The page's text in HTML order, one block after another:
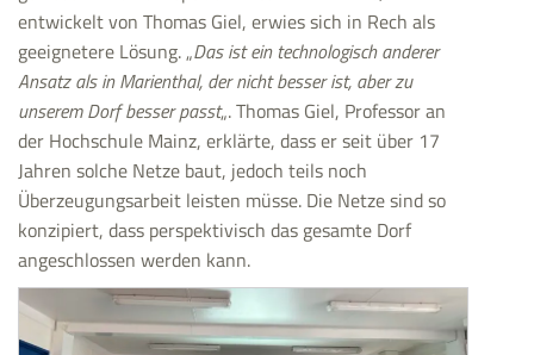
entwickelt von Thomas Giel, erwies sich in Rech als
geeignetere Lösung. „Das ist ein technologisch anderer
Ansatz als in Marienthal, der nicht besser ist, aber zu
unserem Dorf besser passt„. Thomas Giel, Professor an
der Hochschule Mainz, erklärte, dass er seit über 17
Jahren solche Netze baut, jedoch teils noch
Überzeugungsarbeit leisten müsse. Die Netze sind so
konzipiert, dass perspektivisch das gesamte Dorf
angeschlossen werden kann.